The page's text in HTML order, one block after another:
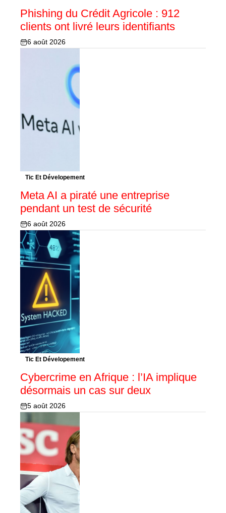
Phishing du Crédit Agricole : 912
clients ont livré leurs identifiants
6 août 2026
Tic Et Dévelopement
Meta AI a piraté une entreprise
pendant un test de sécurité
6 août 2026
Tic Et Dévelopement
Cybercrime en Afrique : l’IA implique
désormais un cas sur deux
5 août 2026